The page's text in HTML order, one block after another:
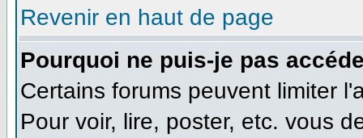
Revenir en haut de page
Pourquoi ne puis-je pas
Certains forums peuvent limiter
Pour voir, lire, poster, etc. vous